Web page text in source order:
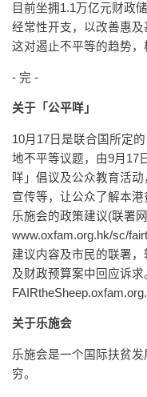
目前坐拥1.1万亿元财政
经常性开支，以改善惠及
这对遏止不平等的趋势，
- 完 -
关于「公平咩」
10月17日是联合国所定
地不平等议题，由9月17
咩」倡议及公众教育活
宣传等，让公众了解本
乐施会的政策建议(联署网
www.oxfam.org.hk/sc/
建议内容及市民的联署
及财政预算案中回应诉求
关于乐施会
乐施会是一个国际扶贫
穷。